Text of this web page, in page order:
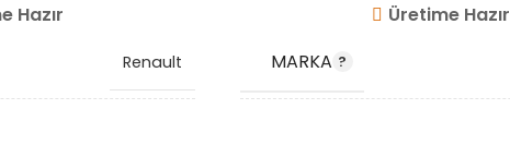
Hazır
Renault
Üretime Hazır
MARKA